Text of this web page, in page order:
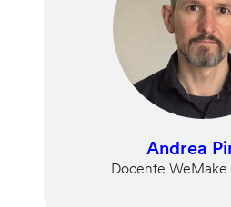
Andrea
Docente WeMake